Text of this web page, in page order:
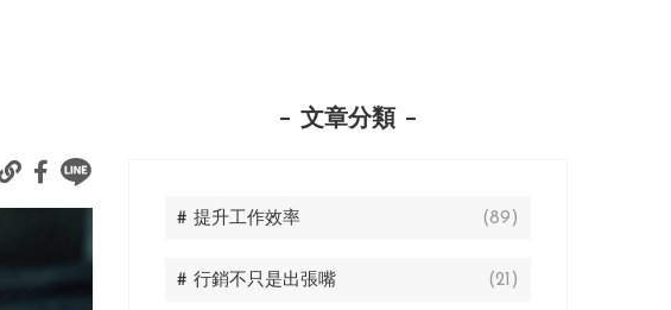
文章分類
# 提升工作效率 (89)
# 行銷不只是出張嘴 (21)